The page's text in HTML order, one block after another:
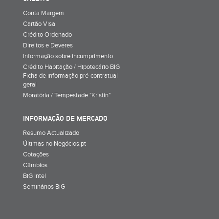
Conta Margem
Cartão Visa
Crédito Ordenado
Direitos e Deveres
Informação sobre incumprimento
Crédito Habitação / Hipotecário BIG
Ficha de informação pré-contratual
geral
Moratória / Tempestade "Kristin"
INFORMAÇÃO DE MERCADO
Resumo Actualizado
Últimas no Negócios.pt
Cotações
Câmbios
BiG Intel
Seminários BiG